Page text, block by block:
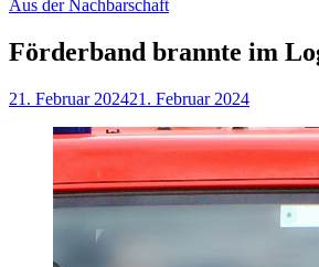
Aus der Nachbarschaft
Förderband brannte im
21. Februar 202421. Februar 2024